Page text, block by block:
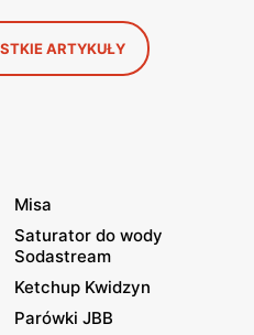
ARTYKUŁY
Misa
Saturator do wody
Sodastream
Ketchup Kwidzyn
Parówki JBB